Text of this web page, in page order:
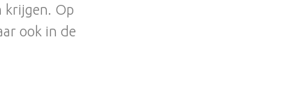
krijgen. Op
ook in de